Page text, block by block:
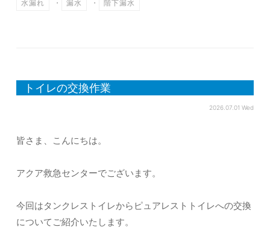
水漏れ ・ 漏水 ・ 階下漏水
トイレの交換作業
2026.07.01 Wed
皆さま、こんにちは。
アクア救急センターでございます。
今回はタンクレストイレからピュアレストトイレへの交換
についてご紹介いたします。